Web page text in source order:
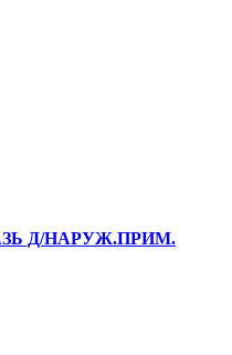
Д/НАРУЖ.ПРИМ.